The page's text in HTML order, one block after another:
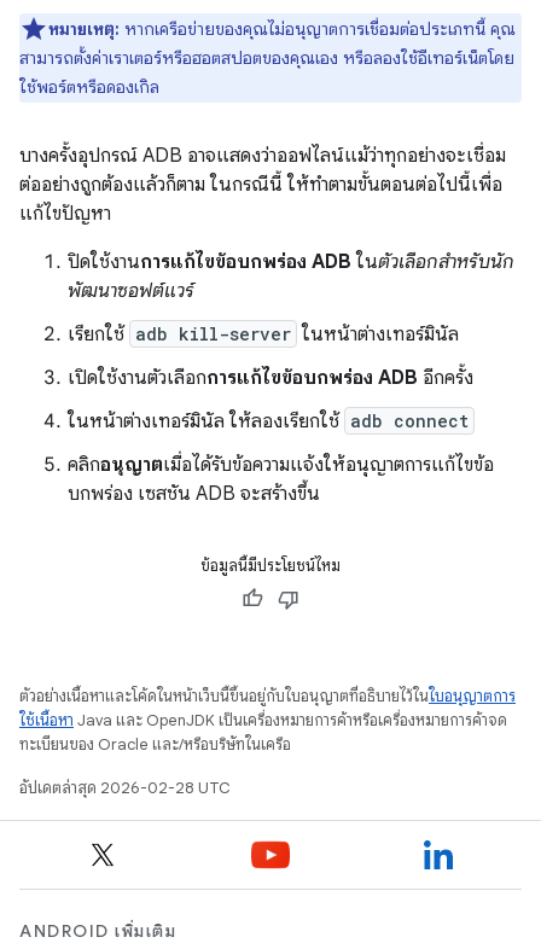
หมายเหตุ: หากเครือข่ายของคุณไม่อนุญาตการเชื่อมต่อประเภทนี้ คุณ
สามารถตั้งค่าเราเตอร์หรือฮอตสปอตของคุณเอง หรือลองใช้อีเทอร์เน็ตโดย
ใช้พอร์ตหรือดองเกิล
บางครั้งอุปกรณ์ ADB อาจแสดงว่าออฟไลน์แม้ว่าทุกอย่างจะเชื่อม
ต่ออย่างถูกต้องแล้วก็ตาม ในกรณีนี้ ให้ทำตามขั้นตอนต่อไปนี้เพื่อ
แก้ไขปัญหา
ปิดใช้งานการแก้ไขข้อบกพร่อง ADB ในตัวเลือกสำหรับนัก
พัฒนาซอฟต์แวร์
เรียกใช้ adb kill-server ในหน้าต่างเทอร์มินัล
เปิดใช้งานตัวเลือกการแก้ไขข้อบกพร่อง ADB อีกครั้ง
ในหน้าต่างเทอร์มินัล ให้ลองเรียกใช้ adb connect
คลิกอนุญาตเมื่อได้รับข้อความแจ้งให้อนุญาตการแก้ไขข้อ
บกพร่อง เซสชัน ADB จะสร้างขึ้น
ข้อมูลนี้มีประโยชน์ไหม
ตัวอย่างเนื้อหาและโค้ดในหน้าเว็บนี้ขึ้นอยู่กับใบอนุญาตที่อธิบายไว้ในใบอนุญาตการ
ใช้เนื้อหา Java และ OpenJDK เป็นเครื่องหมายการค้าหรือเครื่องหมายการค้าจด
ทะเบียนของ Oracle และ/หรือบริษัทในเครือ
อัปเดตล่าสุด 2026-02-28 UTC
ANDROID เพิ่มเติม